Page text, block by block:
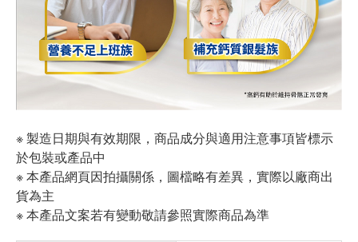
※ 製造日期與有效期限，商品成分與適用注意事項皆標示
於包裝或產品中
※ 本產品網頁因拍攝關係，圖檔略有差異，實際以廠商出
貨為主
※ 本產品文案若有變動敬請參照實際商品為準